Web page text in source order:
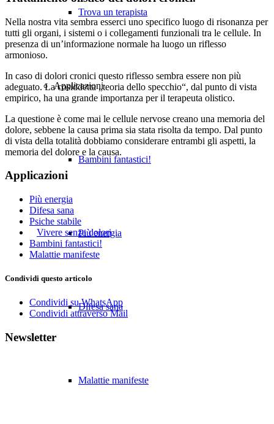
Trova un terapista
Applicazioni
Bambini fantastici!
Più energia
Difesa sana
Malattie manifeste
Nella nostra vita sembra esserci uno specifico luogo di risonanza per
tutti gli organi, i sistemi o i collegamenti funzionali tra le cellule. In
presenza di un’informazione normale ha luogo un riflesso
armonioso.
In caso di dolori cronici questo riflesso sembra essere non più
adeguato. La cosiddetta „teoria dello specchio“, dal punto di vista
empirico, ha una grande importanza per il terapeuta olistico.
La questione è come mai le cellule nervose creano una memoria del
dolore, sebbene la causa prima sia stata risolta da tempo. Dal punto
di vista della totalità dobbiamo considerare entrambi gli aspetti, la
memoria del dolore e la causa.
Applicazioni
Più energia
Difesa sana
Psiche stabile
Vivere senza dolori
Bambini fantastici!
Malattie manifeste
Condividi questo articolo
Condividi su WhatsApp
Condividi attraverso Mail
Newsletter